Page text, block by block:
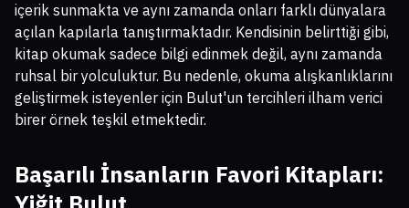
içerik sunmakta ve aynı zamanda onları farklı dünyalara
açılan kapılarla tanıştırmaktadır. Kendisinin belirttiği gibi,
kitap okumak sadece bilgi edinmek değil, aynı zamanda
ruhsal bir yolculuktur. Bu nedenle, okuma alışkanlıklarını
geliştirmek isteyenler için Bulut'un tercihleri ilham verici
birer örnek teşkil etmektedir.
Başarılı İnsanların Favori Kitapları: